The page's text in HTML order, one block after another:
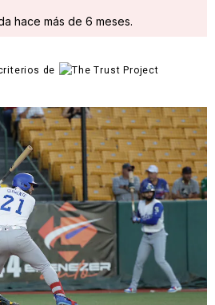
hace más de 6 meses.
de